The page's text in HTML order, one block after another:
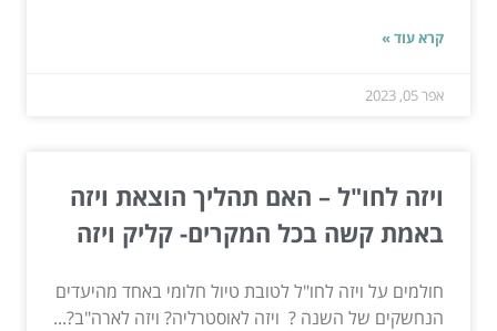
קרא עוד »
אפר 05, 2023
ויזה לחו"ל – האם תהליך הוצאת ויזה
באמת קשה בכל המקרים- קליק ויזה
חולמים על ויזה לחו"ל לטובת טיול חלומי באחד מהיעדים
הנחשקים של השנה ? ויזה לאוסטרליה? ויזה לארה"ב?...